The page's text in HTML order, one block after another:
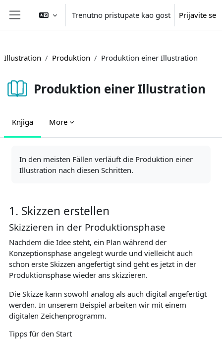
Idi na glavni sadržaj
Trenutno pristupate kao gost Prijavite se
Illustration Produktion Produktion einer Illustration
Produktion einer Illustration
Knjiga More
In den meisten Fällen verläuft die Produktion einer
Illustration nach diesen Schritten.
1. Skizzen erstellen
Skizzieren in der Produktionsphase
Nachdem die Idee steht, ein Plan während der
Konzeptionsphase angelegt wurde und vielleicht auch
schon erste Skizzen angefertigt sind geht es jetzt in der
Produktionsphase wieder ans skizzieren.
Die Skizze kann sowohl analog als auch digital angefertigt
werden. In unserem Beispiel arbeiten wir mit einem
digitalen Zeichenprogramm.
Tipps für den Start